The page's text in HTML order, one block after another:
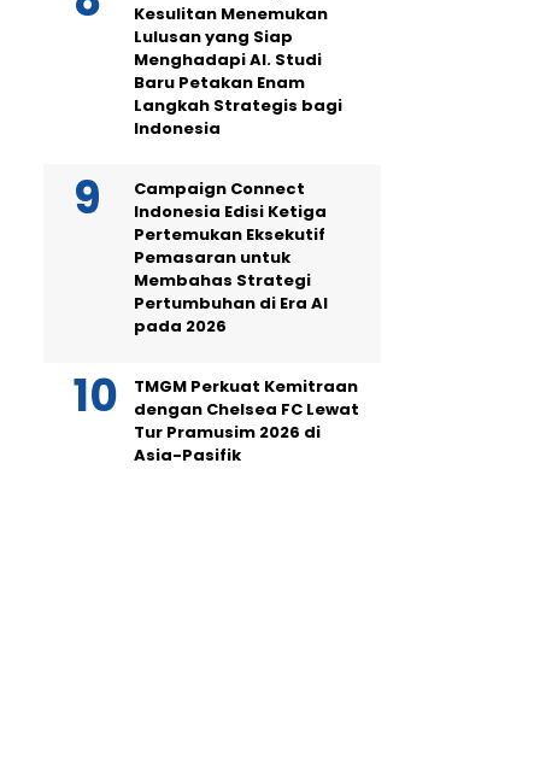
Kesulitan Menemukan
Lulusan yang Siap
Menghadapi AI. Studi
Baru Petakan Enam
Langkah Strategis bagi
Indonesia
Campaign Connect
Indonesia Edisi Ketiga
Pertemukan Eksekutif
Pemasaran untuk
Membahas Strategi
Pertumbuhan di Era AI
pada 2026
TMGM Perkuat Kemitraan
dengan Chelsea FC Lewat
Tur Pramusim 2026 di
Asia-Pasifik